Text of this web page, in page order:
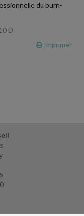
du burn-
D
Imprimer